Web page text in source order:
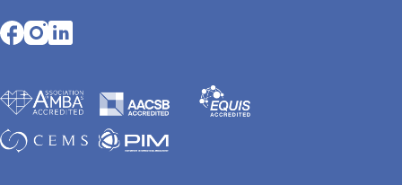
Opens in a new tab
Opens in a new tab
Opens in a new tab